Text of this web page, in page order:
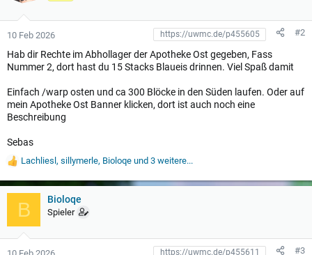
n10 Feb 2026 #2
Hab dir Rechte im Abhollager der Apotheke Ost gegeben, Fass
Nummer 2, dort hast du 15 Stacks Blaueis drinnen. Viel Spaß damit
Einfach /warp osten und ca 300 Blöcke in den Süden laufen. Oder auf
mein Apotheke Ost Banner klicken, dort ist auch noch eine
Beschreibung
Sebas
W
r
Lachliesl , sillymerle, Bioloqe und 3 weitere...
B Bioloqe
Spieler
#3